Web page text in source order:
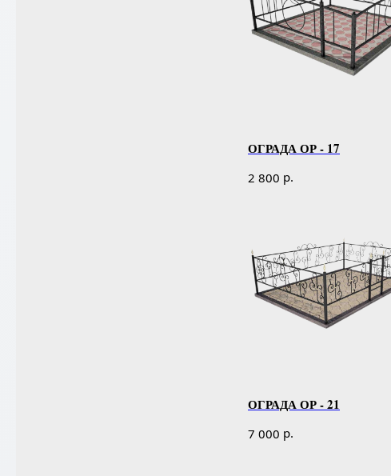
ОГРАДА ОР - 17
2 800 р.
ОГРАДА ОР - 21
7 000 р.